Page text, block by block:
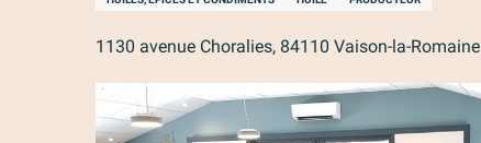
1130 avenue Choralies, 84110 Vaison-la-Romaine